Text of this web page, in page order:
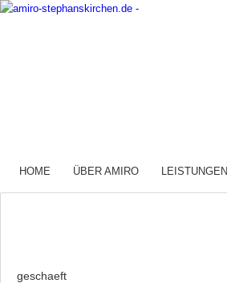
HOME ÜBER AMIRO LEISTUNGEN
geschaeft